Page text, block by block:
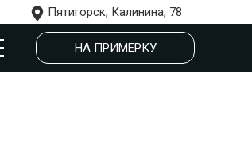
Пятигорск, Калинина, 78
НА ПРИМЕРКУ